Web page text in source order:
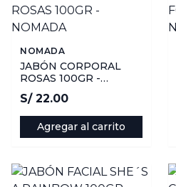
NOMADA
JABÓN CORPORAL
ROSAS 100GR -
NOMADA
S/ 22.00
Agregar al carrito